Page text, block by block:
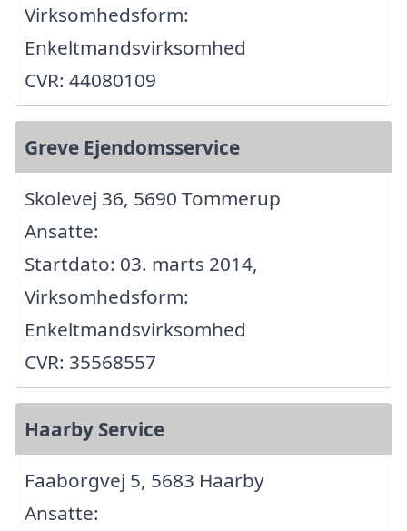
Virksomhedsform:
Enkeltmandsvirksomhed
CVR: 44080109
Greve Ejendomsservice
Skolevej 36, 5690 Tommerup
Ansatte:
Startdato: 03. marts 2014,
Virksomhedsform:
Enkeltmandsvirksomhed
CVR: 35568557
Haarby Service
Faaborgvej 5, 5683 Haarby
Ansatte: